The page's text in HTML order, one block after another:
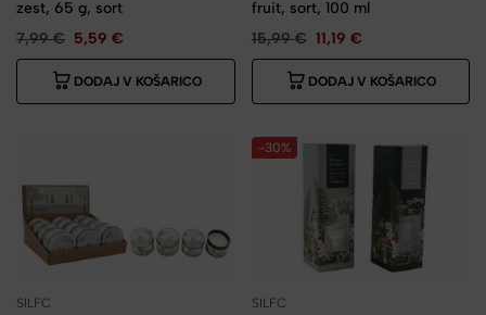
zest, 65 g, sort
7,99€ 5,59 €
DODAJ V KOŠARICO
fruit, sort, 100 ml
15,99€ 11,19 €
DODAJ V KOŠARICO
SILFC
-30%
SILFC